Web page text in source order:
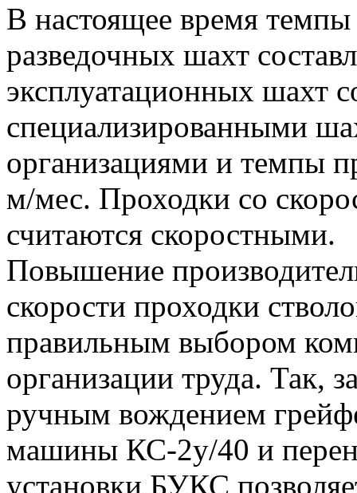
В настоящее время
разведочных шахт
эксплуатационных шахт
специализированными
организациями и темпы
м/мес. Проходки со
считаются скоростными.
Повышение
скорости проходки
правильным выбором
организации труда. Так,
ручным вождением
машины КС-2у/40 и
установки БУКС